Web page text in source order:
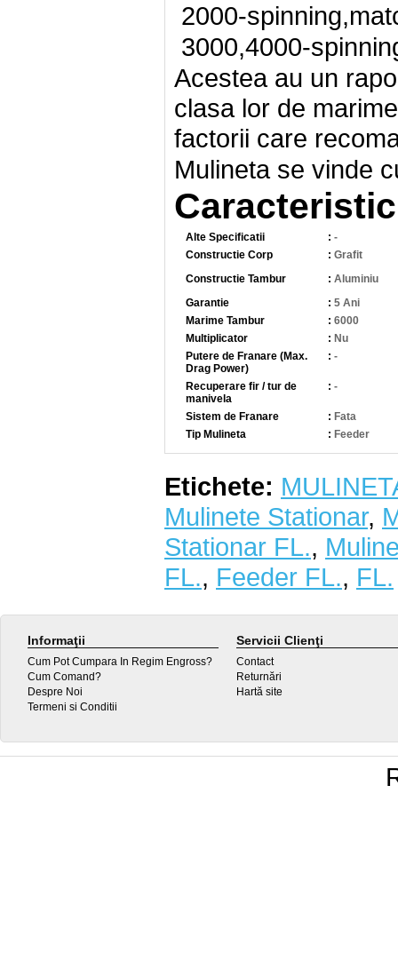
2000-
3000,4000-
Acestea au un
clasa lor de
factorii care
Mulineta se vinde
Alte Specificatii : -
Constructie Corp
: Grafit
Constructie Tambur
: Aluminiu
Garantie
: 5 Ani
Marime Tambur
: 6000
Multiplicator
: Nu
Putere de Franare (Max.
Drag Power)
: -
Recuperare fir / tur de
manivela
: -
Sistem de Franare : Fata
Tip Mulineta
: Feeder
Etichete:
Mulinete Stationar,
Stationar FL.,
FL., Feeder FL., FL.
Informaţii
Cum Pot Cumpara In Regim Engross?
Cum Comand?
Despre Noi
Termeni si Conditii
Servicii Clienţi
Contact
Returnări
Hartă site